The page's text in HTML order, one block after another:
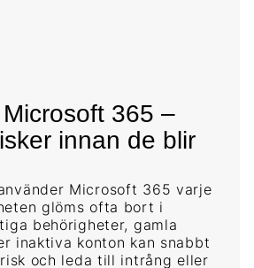
365 –
innan de blir
Microsoft 365 varje
glöms ofta bort i
behörigheter, gamla
inaktiva konton kan snabbt
och leda till intrång eller